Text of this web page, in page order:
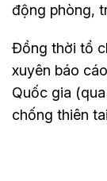
động phòng,
Đồng thời tổ
xuyên báo
Quốc gia
chống thiên